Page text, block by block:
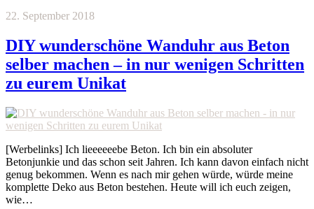
22. September 2018
DIY wunderschöne Wanduhr aus Beton
selber machen – in nur wenigen Schritten
zu eurem Unikat
[Werbelinks] Ich lieeeeeebe Beton. Ich bin ein absoluter
Betonjunkie und das schon seit Jahren. Ich kann davon einfach nicht
genug bekommen. Wenn es nach mir gehen würde, würde meine
komplette Deko aus Beton bestehen. Heute will ich euch zeigen,
wie…